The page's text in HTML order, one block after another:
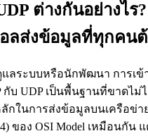
ต่างกันอย่างไร
ลส่งข้อมูลที่ทุกคน
ลระบบหรือนักพัฒนา การเข้
กับ UDP เป็นพื้นฐานที่ขาดไม่
กในการส่งข้อมูลบนเครือข่าย
4) ของ OSI Model เหมือนกัน